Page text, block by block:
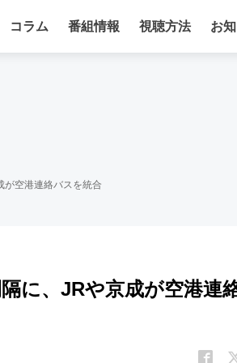
コラム 番組情報 視聴方法 お
空港連絡バスを統合
に、JRや京成が空港連